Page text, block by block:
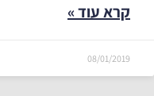
קרא עוד »
08/01/2019